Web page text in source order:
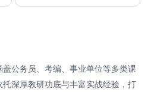
公务员、考编、事业单位等多类课
深厚教研功底与丰富实战经验，打